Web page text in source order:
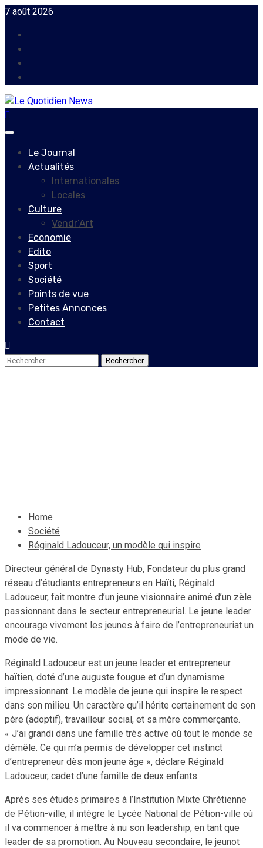
Skip
content
7 août 2026
Primary
Le Journal
Actualités
Internationales
Locales
Culture
Vendr’Art
Economie
Edito
Sport
Société
Points de vue
Petites Annonces
Contact
Rechercher :
Home
Société
Réginald Ladouceur, un modèle qui inspire
Directeur général de Dynasty Hub, Fondateur du plus grand
réseau d’étudiants entrepreneurs en Haïti, Réginald
Ladouceur, fait montre d’un jeune visionnaire animé d’un zèle
passionnant dans le secteur entrepreneurial. Le jeune leader
encourage vivement les jeunes à faire de l’entrepreneuriat un
mode de vie.
Réginald Ladouceur est un jeune leader et entrepreneur
haïtien, doté d’une auguste fougue et d’un dynamisme
impressionnant. Le modèle de jeune qui inspire le respect
dans son milieu. Un caractère qu’il hérite certainement de son
père (adoptif), travailleur social, et sa mère commerçante.
« J’ai grandi dans une famille très active où tout le monde se
démêle. Ce qui m’a permis de développer cet instinct
d’entrepreneur dès mon jeune âge », déclare Réginald
Ladouceur, cadet d’une famille de deux enfants.
Après ses études primaires à l’Institution Mixte Chrétienne
de Pétion-ville, il intègre le Lycée National de Pétion-ville où
il va commencer à mettre à nu son leadership, en tant que
leader de sa promotion. Au Nouveau secondaire, le jeunot